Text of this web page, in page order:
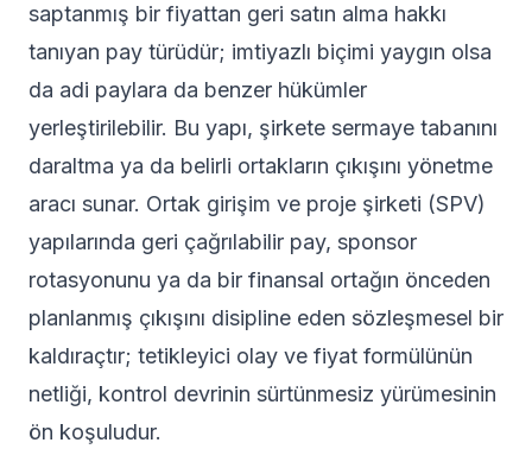
saptanmış bir fiyattan geri satın alma hakkı
tanıyan pay türüdür; imtiyazlı biçimi yaygın olsa
da adi paylara da benzer hükümler
yerleştirilebilir. Bu yapı, şirkete sermaye tabanını
daraltma ya da belirli ortakların çıkışını yönetme
aracı sunar. Ortak girişim ve proje şirketi (SPV)
yapılarında geri çağrılabilir pay, sponsor
rotasyonunu ya da bir finansal ortağın önceden
planlanmış çıkışını disipline eden sözleşmesel bir
kaldıraçtır; tetikleyici olay ve fiyat formülünün
netliği, kontrol devrinin sürtünmesiz yürümesinin
ön koşuludur.